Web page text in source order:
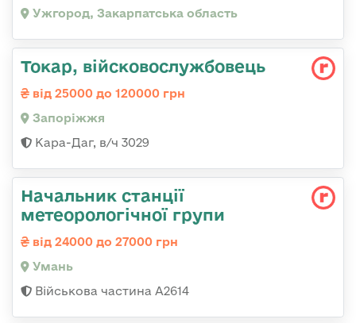
Ужгород, Закарпатська область
Токар, війсковослужбовець
від 25000 до 120000 грн
Запоріжжя
Кара-Даг, в/ч 3029
Начальник станції
метеорологічної групи
від 24000 до 27000 грн
Умань
Військова частина А2614